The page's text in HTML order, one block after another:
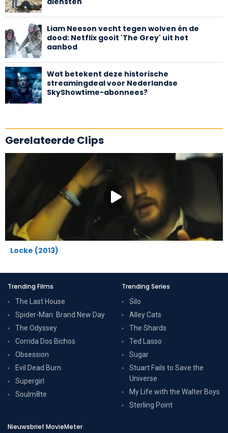
Liam Neeson vecht tegen wolven én de
dood: Netflix gooit 'The Grey' uit het
aanbod
Wat betekent deze historische
streamingdeal voor Nederlandse
SkyShowtime-abonnees?
Gerelateerde Clips
Locke (2013)
Trending Films
The Last House
Spider-Man: Brand New Day
The Odyssey
Corrida Dos Bichos
Obsession
Evil Dead Burn
Supergirl
Soulm8te
Trending Series
Silo
Alley Cats
The Shards
Ted Lasso
Sugar
Stuart Fails to Save the
Universe
My Life with the Walter Boys
Sterling Point
Nieuwsbrief MovieMeter